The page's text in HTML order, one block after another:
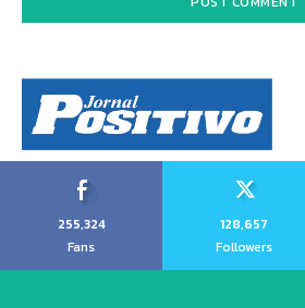
255,324
Fans
128,657
Followers